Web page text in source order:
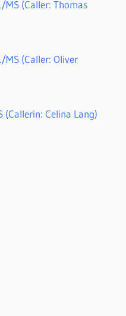
MS (Caller: Thomas
MS (Caller: Oliver
(Callerin: Celina Lang)